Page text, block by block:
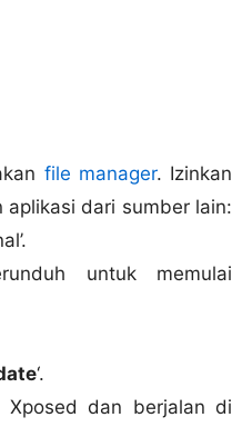
file manager. Izinkan
aplikasi dari sumber lain:
untuk memulai
‘.
Xposed dan berjalan di